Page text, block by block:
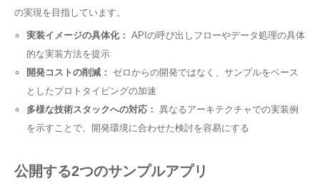
の実現を目指しています。
実装イメージの具体化： APIの呼び出しフローやデータ処理の具体
的な実装方法を提示
開発コストの削減： ゼロからの開発ではなく、サンプルをベース
としたプロトタイピングの加速
多様な技術スタックへの対応： 異なるアーキテクチャでの実装例
を示すことで、開発環境に合わせた検討を容易にする
公開する2つのサンプルアプリ